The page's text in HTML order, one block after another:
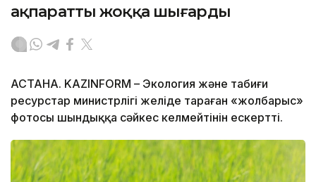
ақпаратты жоққа шығарды
АСТАНА. KAZINFORM – Экология және табиғи
ресурстар министрлігі желіде тараған «жолбарыс»
фотосы шындыққа сәйкес келмейтінін ескертті.